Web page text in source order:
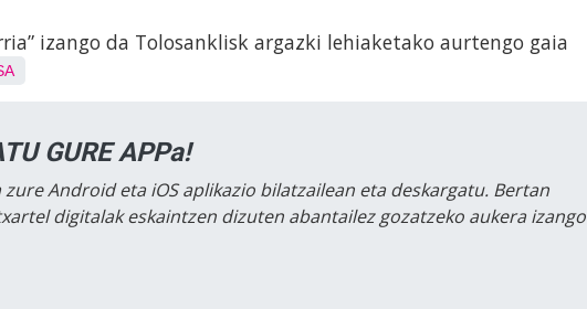
izango da Tolosanklisk argazki lehiaketako aurtengo gaia
GURE APPa!
zure Android eta iOS aplikazio bilatzailean eta deskargatu. Bertan
digitalak eskaintzen dizuten abantailez gozatzeko aukera izango